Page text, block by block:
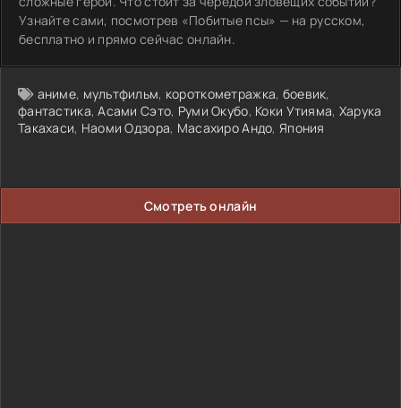
Узнайте сами, посмотрев «Побитые псы» — на русском,
бесплатно и прямо сейчас онлайн.
аниме, мультфильм, короткометражка, боевик,
фантастика,Асами Сэто, Руми Окубо, Коки Утияма, Харука
Такахаси, Наоми Одзора, Масахиро Андо, Япония
Смотреть онлайн